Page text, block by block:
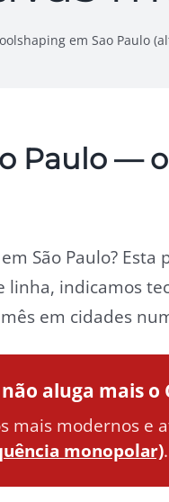
em Sao Paulo
Paulo —
São Paulo?
indicamos
em cidades
aluga mais o
mais modernos e
monopolar)